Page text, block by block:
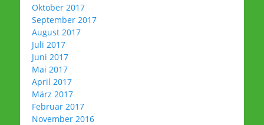
Oktober 2017
September 2017
August 2017
Juli 2017
Juni 2017
Mai 2017
April 2017
März 2017
Februar 2017
November 2016